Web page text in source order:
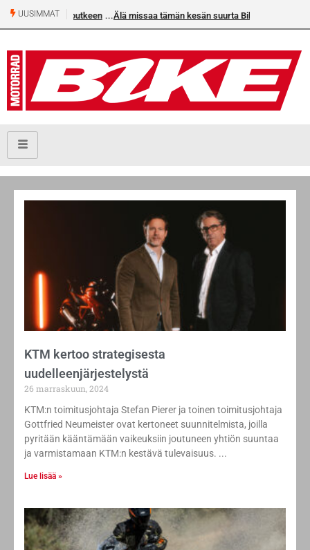
UUSIMMAT Älä missaa tämän kesän suurta Bike-numeroa!
KTM kertoo strategisesta
uudelleenjärjestelystä
26 marraskuun, 2024
KTM:n toimitusjohtaja Stefan Pierer ja toinen toimitusjohtaja
Gottfried Neumeister ovat kertoneet suunnitelmista, joilla
pyritään kääntämään vaikeuksiin joutuneen yhtiön suuntaa
ja varmistamaan KTM:n kestävä tulevaisuus.
Lue lisää »